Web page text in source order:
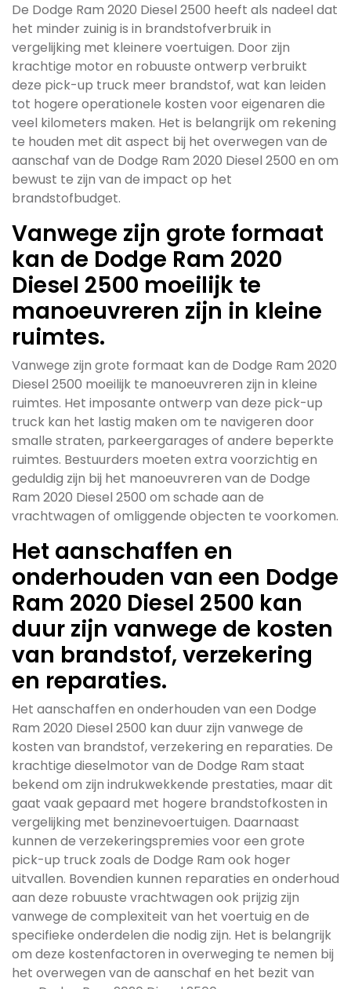
De Dodge Ram 2020 Diesel 2500 heeft als nadeel dat
het minder zuinig is in brandstofverbruik in
vergelijking met kleinere voertuigen. Door zijn
krachtige motor en robuuste ontwerp verbruikt
deze pick-up truck meer brandstof, wat kan leiden
tot hogere operationele kosten voor eigenaren die
veel kilometers maken. Het is belangrijk om rekening
te houden met dit aspect bij het overwegen van de
aanschaf van de Dodge Ram 2020 Diesel 2500 en om
bewust te zijn van de impact op het
brandstofbudget.
Vanwege zijn grote formaat
kan de Dodge Ram 2020
Diesel 2500 moeilijk te
manoeuvreren zijn in kleine
ruimtes.
Vanwege zijn grote formaat kan de Dodge Ram 2020
Diesel 2500 moeilijk te manoeuvreren zijn in kleine
ruimtes. Het imposante ontwerp van deze pick-up
truck kan het lastig maken om te navigeren door
smalle straten, parkeergarages of andere beperkte
ruimtes. Bestuurders moeten extra voorzichtig en
geduldig zijn bij het manoeuvreren van de Dodge
Ram 2020 Diesel 2500 om schade aan de
vrachtwagen of omliggende objecten te voorkomen.
Het aanschaffen en
onderhouden van een Dodge
Ram 2020 Diesel 2500 kan
duur zijn vanwege de kosten
van brandstof, verzekering
en reparaties.
Het aanschaffen en onderhouden van een Dodge
Ram 2020 Diesel 2500 kan duur zijn vanwege de
kosten van brandstof, verzekering en reparaties. De
krachtige dieselmotor van de Dodge Ram staat
bekend om zijn indrukwekkende prestaties, maar dit
gaat vaak gepaard met hogere brandstofkosten in
vergelijking met benzinevoertuigen. Daarnaast
kunnen de verzekeringspremies voor een grote
pick-up truck zoals de Dodge Ram ook hoger
uitvallen. Bovendien kunnen reparaties en onderhoud
aan deze robuuste vrachtwagen ook prijzig zijn
vanwege de complexiteit van het voertuig en de
specifieke onderdelen die nodig zijn. Het is belangrijk
om deze kostenfactoren in overweging te nemen bij
het overwegen van de aanschaf en het bezit van